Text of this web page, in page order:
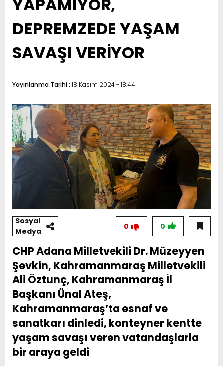
YAPAMIYOR,
DEPREMZEDE YAŞAM
SAVAŞI VERİYOR
Yayınlanma Tarihi : 18 Kasım 2024 - 18:44
Sosyal
Medya
0
0
CHP Adana Milletvekili Dr. Müzeyyen
Şevkin, Kahramanmaraş Milletvekili
Ali Öztunç, Kahramanmaraş İl
Başkanı Ünal Ateş,
Kahramanmaraş’ta esnaf ve
sanatkarı dinledi, konteyner kentte
yaşam savaşı veren vatandaşlarla
bir araya geldi